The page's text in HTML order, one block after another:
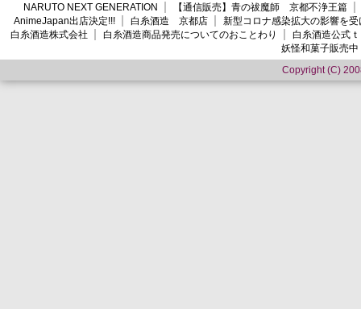
NARUTO NEXT GENERATION
【通信販売】青の祓魔師 京都不浄王篇
AnimeJapan出店決定!!!
白糸酒造 京都店
新型コロナ感染拡大の影響を
白糸酒造株式会社
白糸酒造商品発売についてのおことわり
白糸酒造公式
妖怪和菓子販売中
Copyright (C)